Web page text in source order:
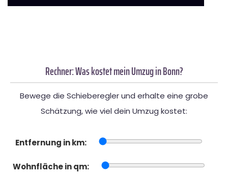
Rechner: Was kostet mein Umzug in Bonn?
Bewege die Schieberegler und erhalte eine grobe
Schätzung, wie viel dein Umzug kostet:
Entfernung in km:
Wohnfläche in qm: